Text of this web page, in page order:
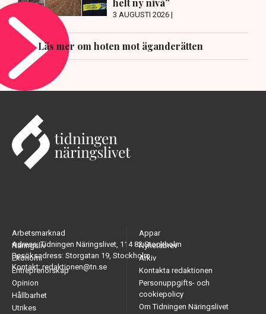
helt ny nivå”
3 AUGUSTI 2026 |
Läs mer om hoten mot äganderätten
Adress: Tidningen Näringslivet, 114 82 Stockholm
Besöksadress: Storgatan 19, Stockholm
Kontakt: redaktionen@tn.se
Arbetsmarknad
Näringsliv
Ekonomi
Entreprenörskap
Opinion
Hållbarhet
Utrikes
Appar
Nyhetsbrev
Arkiv
Kontakta redaktionen
Personuppgifts- och
cookiepolicy
Om Tidningen Näringslivet